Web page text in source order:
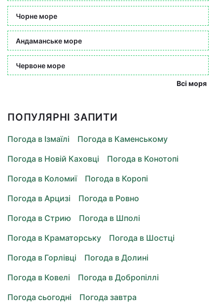
Чорне море
Андаманське море
Червоне море
Всі моря
ПОПУЛЯРНІ ЗАПИТИ
Погода в Ізмаїлі
Погода в Каменському
Погода в Новій Каховці
Погода в Конотопі
Погода в Коломиї
Погода в Коропі
Погода в Арцизі
Погода в Ровно
Погода в Стрию
Погода в Шполі
Погода в Краматорську
Погода в Шостці
Погода в Горлівці
Погода в Долині
Погода в Ковелі
Погода в Добропіллі
Погода сьогодні
Погода завтра